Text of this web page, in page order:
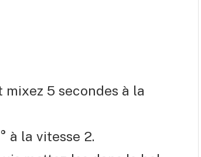
mixez 5 secondes à la
à la vitesse 2.